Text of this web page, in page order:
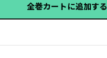
全巻カートに追加する